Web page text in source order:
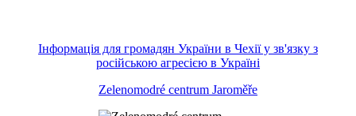
Інформація для громадян України в Чехії у зв'язку з
російською агресією в Україні
Zelenomodré centrum Jaroměře